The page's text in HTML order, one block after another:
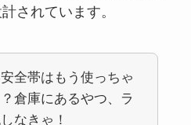
されています。
全帯はもう使っちゃ
倉庫にあるやつ、ラ
なきゃ！